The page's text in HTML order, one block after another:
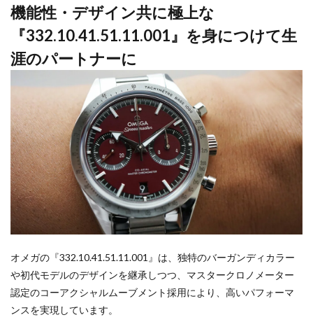
機能性・デザイン共に極上な
『332.10.41.51.11.001』を身につけて生
涯のパートナーに
オメガの『332.10.41.51.11.001』は、独特のバーガンディカラー
や初代モデルのデザインを継承しつつ、マスタークロノメーター
認定のコーアクシャルムーブメント採用により、高いパフォーマ
ンスを実現しています。